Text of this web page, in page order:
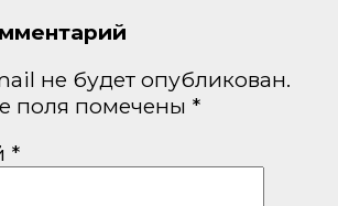
не будет опубликован.
поля помечены *
*